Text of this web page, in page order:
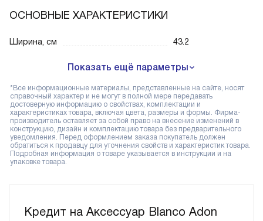
Кредит на Аксессуар Blanco Adon
ОСНОВНЫЕ ХАРАКТЕРИСТИКИ
Ширина, см 43.2
Показать ещё параметры
*Все информационные материалы, представленные на сайте, носят
справочный характер и не могут в полной мере передавать
достоверную информацию о свойствах, комплектации и
характеристиках товара, включая цвета, размеры и формы. Фирма-
производитель оставляет за собой право на внесение изменений в
конструкцию, дизайн и комплектацию товара без предварительного
уведомления. Перед оформлением заказа покупатель должен
обратиться к продавцу для уточнения свойств и характеристик товара.
Подробная информация о товаре указывается в инструкции и на
упаковке товара.